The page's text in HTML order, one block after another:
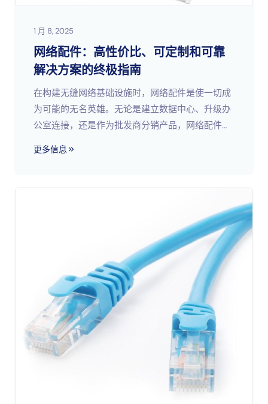
1 月 8, 2025
网络配件：高性价比、可定制和可靠
解决方案的终极指南
在构建无缝网络基础设施时，网络配件是使一切成
为可能的无名英雄。无论是建立数据中心、升级办
公室连接，还是作为批发商分销产品，网络配件都
更多信息